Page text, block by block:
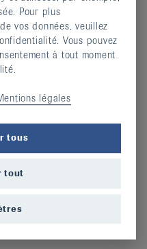
neuchâteloise
Pour plus
vos données, veuillez
Vous pouvez
à tout moment
légales
tous
tout